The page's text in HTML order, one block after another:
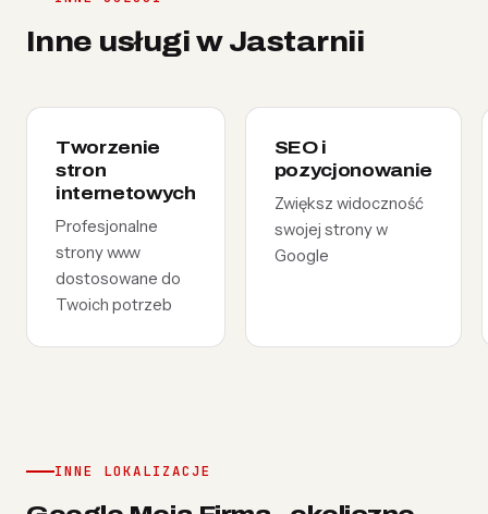
Inne usługi w Jastarnii
Tworzenie
stron
internetowych
Profesjonalne
strony www
dostosowane do
Twoich potrzeb
SEO i
pozycjonowanie
Zwiększ widoczność
swojej strony w
Google
INNE LOKALIZACJE